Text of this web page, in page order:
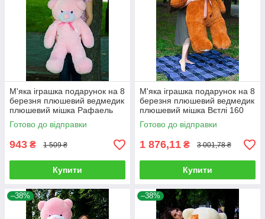
М'яка іграшка подарунок на 8
березня плюшевий ведмедик
плюшевий мішка Рафаель
100 см Рожевий
Готово до відправки
943 ₴ 1 509 ₴
Купити
М'яка іграшка подарунок на 8
березня плюшевий ведмедик
плюшевий мішка Вєтлі 160
см Карамельний
Готово до відправки
1 876,11 ₴ 3 001,78 ₴
Купити
–38% –38%